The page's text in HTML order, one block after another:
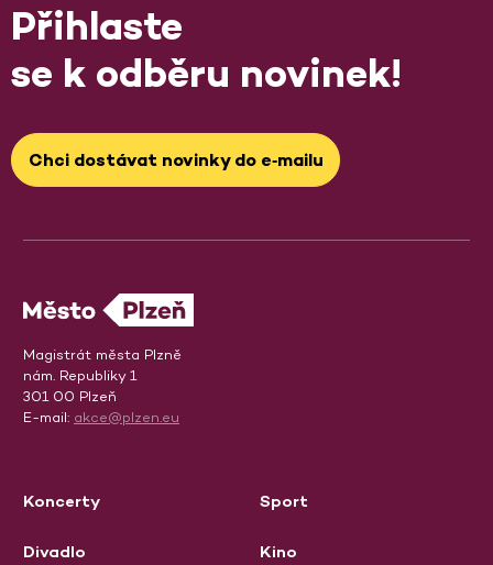
Přihlaste
se k odběru novinek!
Chci dostávat novinky do e‑mailu
Magistrát města Plzně
nám. Republiky 1
301 00 Plzeň
E-mail: akce@plzen.eu
Koncerty
Divadlo
Sport
Kino